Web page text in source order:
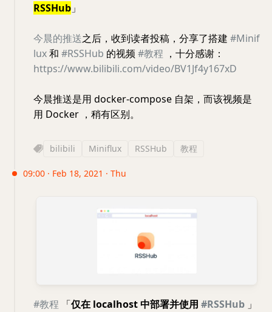
RSSHub 」
今晨的推送之后，收到读者投稿，分享了搭建 #Minif
lux和 #RSSHub 的视频 #教程 ，十分感谢：
https://www.bilibili.com/video/BV1Jf4y167xD
今晨推送是用 docker-compose 自架，而该视频是
用 Docker ，稍有区别。
bilibili Miniflux RSSHub 教程
09:00 · Feb 18, 2021 · Thu
#教程 「仅在 localhost 中部署并使用 #RSSHub 」